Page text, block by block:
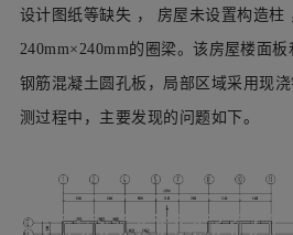
设计图纸等缺失 ， 房屋未设置构造柱
240mm×240mm的圈梁。该房屋楼面
钢筋混凝土圆孔板，局部区域采用现
测过程中，主要发现的问题如下。